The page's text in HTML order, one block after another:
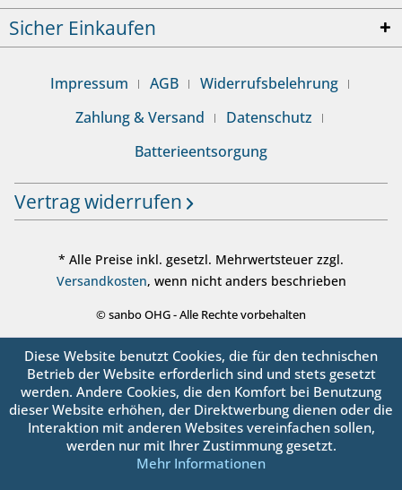
Sicher Einkaufen
Impressum AGB
Widerrufsbelehrung
Zahlung & Versand
Datenschutz
Batterieentsorgung
Vertrag widerrufen
* Alle Preise inkl. gesetzl. Mehrwertsteuer zzgl.
Versandkosten, wenn nicht anders beschrieben
© sanbo OHG - Alle Rechte vorbehalten
Diese Website benutzt Cookies, die für den technischen
Betrieb der Website erforderlich sind und stets gesetzt
werden. Andere Cookies, die den Komfort bei Benutzung
dieser Website erhöhen, der Direktwerbung dienen oder die
Interaktion mit anderen Websites vereinfachen sollen,
werden nur mit Ihrer Zustimmung gesetzt.
Mehr Informationen